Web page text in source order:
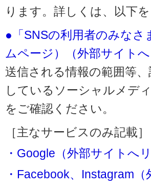
ります。詳しくは、以下
●「SNSの利用者のみなさ
ムページ）（外部サイトへ
送信される情報の範囲等
しているソーシャルメデ
をご確認ください。
［主なサービスのみ記載］
・Google（外部サイトへリ
・Facebook、Instagram